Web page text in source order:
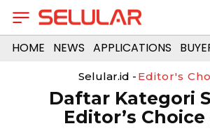
HOME NEWS APPLICATIONS
Selular.id - Editor's
Daftar Kategori
Editor’s Choice